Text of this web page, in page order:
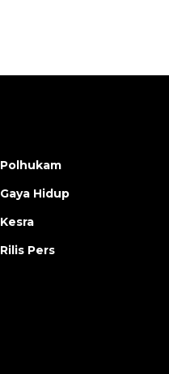
Polhukam
Gaya Hidup
Kesra
Rilis Pers